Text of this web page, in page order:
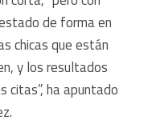
de forma en
chicas que están
y los resultados
citas”, ha apuntado